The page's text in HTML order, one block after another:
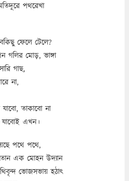
পথরেখা
ফেলে টেলে?
গলির মোড়, ভাঙ্গা
গাছ,
না,
তাকাবো না
যাবোই এখন।
পথে পথে,
এক মোহন উদ্যান
ভোজসভায় হঠাৎ